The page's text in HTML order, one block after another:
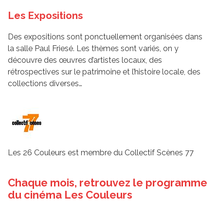
Les Expositions
Des expositions sont ponctuellement organisées dans
la salle Paul Friesé. Les thèmes sont variés, on y
découvre des œuvres d’artistes locaux, des
rétrospectives sur le patrimoine et l’histoire locale, des
collections diverses…
Les 26 Couleurs est membre du Collectif Scènes 77
Chaque mois, retrouvez le programme
du cinéma Les Couleurs